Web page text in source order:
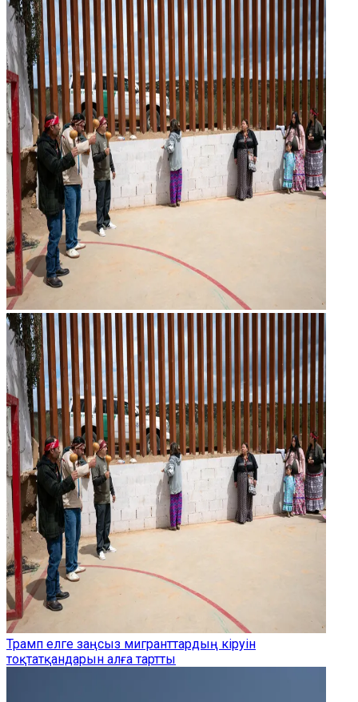
Трамп елге заңсыз мигранттардың кіруін
тоқтатқандарын алға тартты